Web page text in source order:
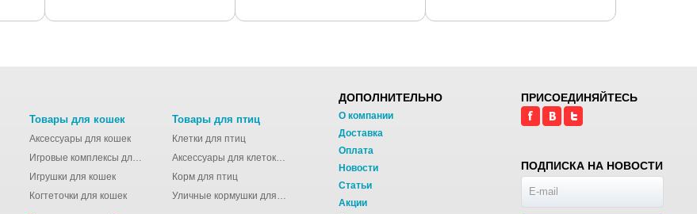
Товары для кошек
Аксессуары для кошек
Игровые комплексы для кошек
Игрушки для кошек
Когтеточки для кошек
Товары для птиц
Клетки для птиц
Аксессуары для клеток для птиц
Корм для птиц
Уличные кормушки для птиц
ДОПОЛНИТЕЛЬНО
О компании
Доставка
Оплата
Новости
Статьи
Акции
ПРИСОЕДИНЯЙТЕСЬ
ПОДПИСКА НА НОВОСТИ